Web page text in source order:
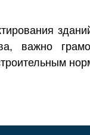
важно